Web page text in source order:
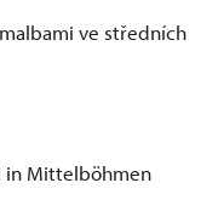
ve středních
in Mittelböhmen